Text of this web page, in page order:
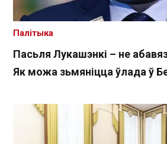
Пасьля Лукашэнкі – не
Як можа зьмяніцца ўлада ў
Палітыка